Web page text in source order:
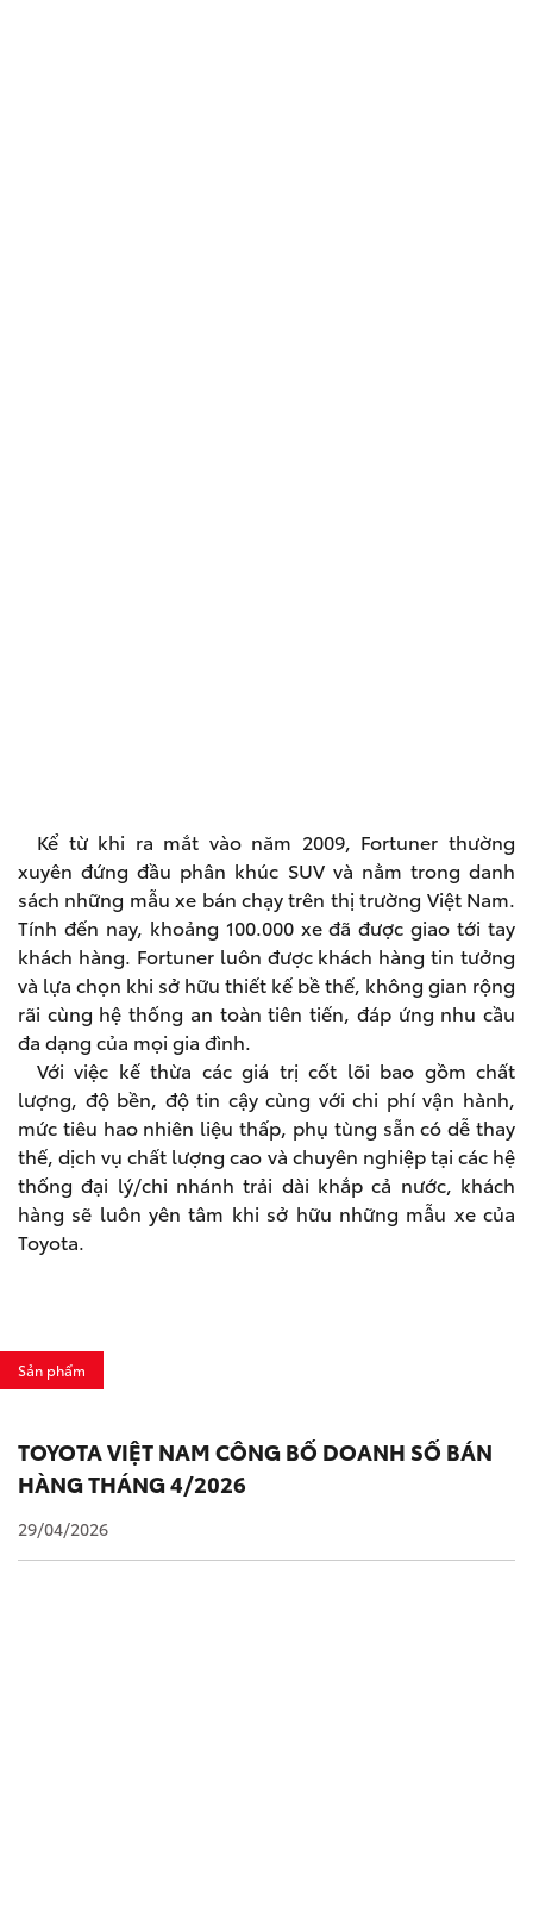
Kể từ khi ra mắt vào năm 2009, Fortuner thường
xuyên đứng đầu phân khúc SUV và nằm trong danh
sách những mẫu xe bán chạy trên thị trường Việt Nam.
Tính đến nay, khoảng 100.000 xe đã được giao tới tay
khách hàng. Fortuner luôn được khách hàng tin tưởng
và lựa chọn khi sở hữu thiết kế bề thế, không gian rộng
rãi cùng hệ thống an toàn tiên tiến, đáp ứng nhu cầu
đa dạng của mọi gia đình.
Với việc kế thừa các giá trị cốt lõi bao gồm chất
lượng, độ bền, độ tin cậy cùng với chi phí vận hành,
mức tiêu hao nhiên liệu thấp, phụ tùng sẵn có dễ thay
thế, dịch vụ chất lượng cao và chuyên nghiệp tại các hệ
thống đại lý/chi nhánh trải dài khắp cả nước, khách
hàng sẽ luôn yên tâm khi sở hữu những mẫu xe của
Toyota.
Sản phẩm
TOYOTA VIỆT NAM CÔNG BỐ DOANH SỐ BÁN
HÀNG THÁNG 4/2026
29/04/2026